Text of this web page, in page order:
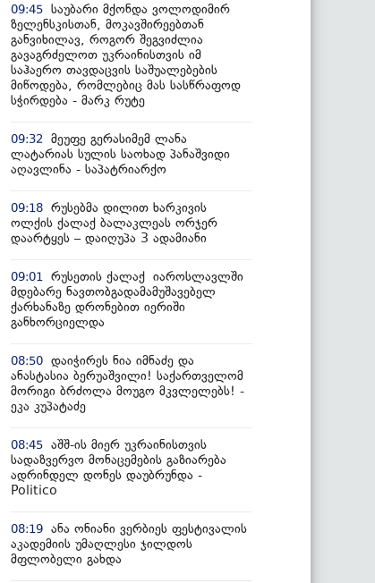
09:45 საუბარი მქონდა ვოლოდიმირ
ზელენსკისთან, მოკავშირეებთან
განვიხილავ, როგორ შეგვიძლია
გავაგრძელოთ უკრაინისთვის იმ
საჰაერო თავდაცვის საშუალებების
მიწოდება, რომლებიც მას სასწრაფოდ
სჭირდება - მარკ რუტე
09:32
მეუფე გერასიმემ ლანა
ლატარიას სულის საოხად პანაშვიდი
აღავლინა - საპატრიარქო
09:18 რუსებმა დილით ხარკივის
ოლქის ქალაქ ბალაკლეას ორჯერ
დაარტყეს – დაიღუპა 3 ადამიანი
09:01
რუსეთის ქალაქ იაროსლავლში
მდებარე ნავთობგადამამუშავებელ
ქარხანაზე დრონებით იერიში
განხორციელდა
08:50 დაიჭირეს ნია იმნაძე და
ანასტასია ბერუაშვილი! საქართველომ
მორიგი ბრძოლა მოუგო მკვლელებს! -
ეკა კუპატაძე
08:45 აშშ-ის მიერ უკრაინისთვის
სადაზვერვო მონაცემების გაზიარება
ადრინდელ დონეს დაუბრუნდა -
Politico
08:19 ანა ონიანი ვერბიეს ფესტივალის
აკადემიის უმაღლესი ჯილდოს
მფლობელი გახდა